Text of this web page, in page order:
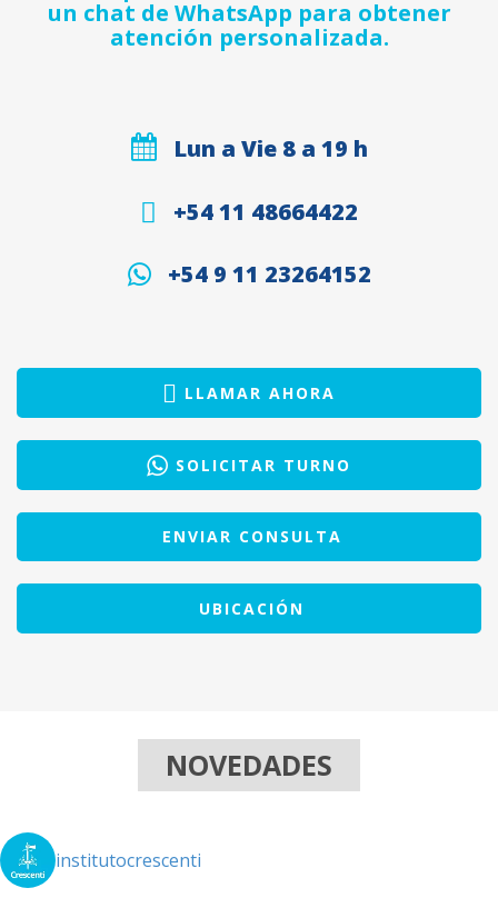
un chat de WhatsApp para obtener
atención personalizada.
Lun a Vie 8 a 19 h
+54 11 48664422
+54 9 11 23264152
LLAMAR AHORA
SOLICITAR TURNO
ENVIAR CONSULTA
UBICACIÓN
NOVEDADES
institutocrescenti